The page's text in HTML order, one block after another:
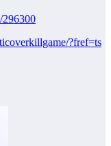
296300
?fref=ts